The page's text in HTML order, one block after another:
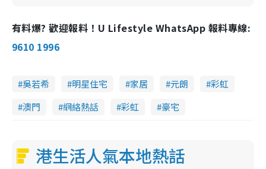
有料爆? 歡迎報料！U Lifestyle WhatsApp 報料專線:
9610 1996
吳若希 明星住宅 家居 元朗
彩虹
澳門
網絡熱話 彩虹 豪宅
港生活人氣本地熱話